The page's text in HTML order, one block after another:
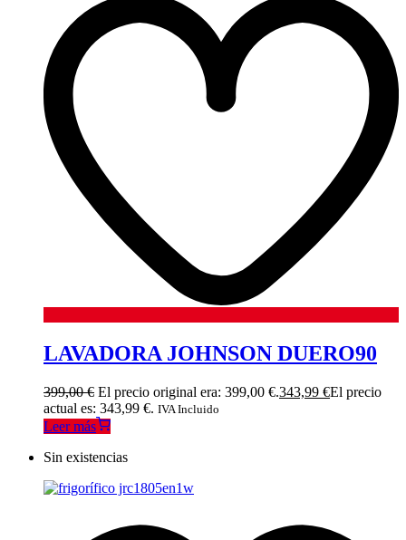
LAVADORA JOHNSON DUERO90
399,00€ El precio original era: 399,00 €.343,99 €El precio
actual es: 343,99 €. IVA Incluido
Leer más
Sin existencias